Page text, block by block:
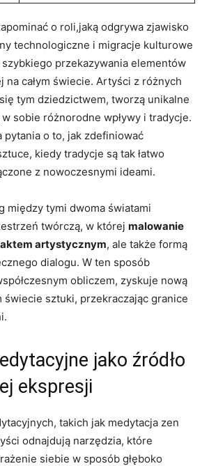
o roli,jaką odgrywa zjawisko
technologiczne i migracje kulturowe
szybkiego przekazywania elementów
na całym świecie. Artyści z różnych
tym dziedzictwem, tworzą unikalne
w sobie różnorodne wpływy i tradycje.
pytania o to, jak zdefiniować
kiedy tradycje są tak łatwo
z nowoczesnymi ideami.
między tymi dwoma światami
twórczą, w której malowanie
artystycznym, ale także formą
dialogu. W ten sposób
obliczem, zyskuje nową
świecie sztuki, przekraczając granice
jako źródło
ekspresji
takich jak medytacja zen
odnajdują narzędzia, które
siebie w sposób głęboko